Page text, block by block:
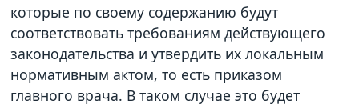
которые по своему содержанию будут
соответствовать требованиям действующего
законодательства и утвердить их локальным
нормативным актом, то есть приказом
главного врача. В таком случае это будет